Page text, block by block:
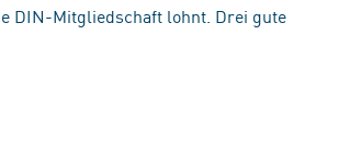
DIN-Mitgliedschaft lohnt. Drei gute